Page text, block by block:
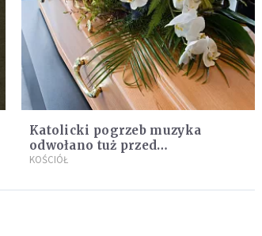
Katolicki pogrzeb muzyka
odwołano tuż przed
uroczystością. Powodem była
KOŚCIÓŁ